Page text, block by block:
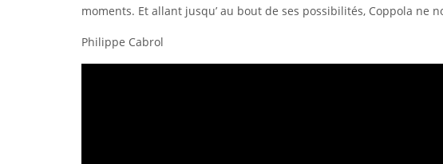
moments. Et allant jusqu’ au bout de ses possibilités, Coppola ne
Philippe Cabrol